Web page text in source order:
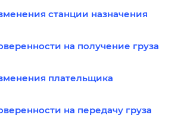
станции назначения
на получение груза
плательщика
на передачу груза